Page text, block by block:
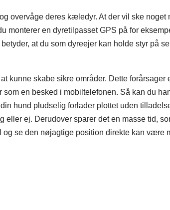
overvåge deres kæledyr. At der vil ske noget
monterer en dyretilpasset GPS på for
at du som dyreejer kan holde styr på
kunne skabe sikre områder. Dette forårsager
en besked i mobiltelefonen. Så kan du
hund pludselig forlader plottet uden
ej. Derudover sparer det en masse tid,
se den nøjagtige position direkte kan være